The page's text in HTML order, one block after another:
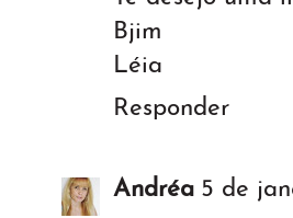
Bjim
Léia
Responder
Andréa 5 de